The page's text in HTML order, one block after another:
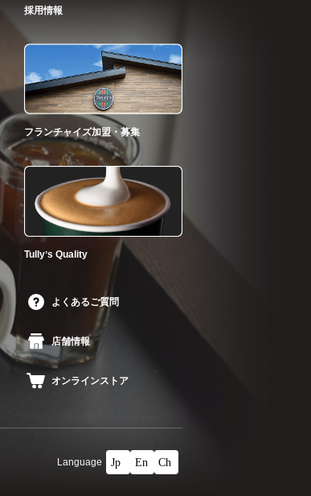
採用情報
フランチャイズ加盟・募集
Tullyʼs Quality
よくあるご質問
店舗情報
オンラインストア
Language